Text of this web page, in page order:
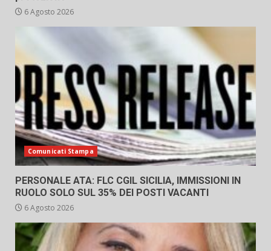
6 Agosto 2026
Comunicati Stampa
PERSONALE ATA: FLC CGIL SICILIA, IMMISSIONI IN
RUOLO SOLO SUL 35% DEI POSTI VACANTI
6 Agosto 2026